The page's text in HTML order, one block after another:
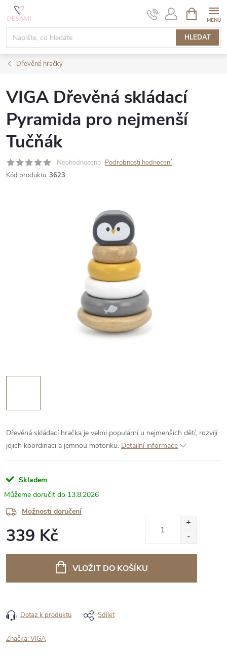
Přejít
obsah
HLEDAT
NÁKUPNÍ
KOŠÍK
Dřevěné hračky
VIGA Dřevěná skládací
Pyramida pro nejmenší
Tučňák
Neohodnoceno Podrobnosti hodnocení
Kód produktu: 3623
Dřevěná skládací hračka je velmi populární u nejmenších dětí, rozvíjí
jejich koordinaci a jemnou motoriku. Detailní informace
Skladem
13.8.2026
Možnosti doručení
339 Kč
VLOŽIT DO KOŠÍKU
Dotaz k produktu Sdílet
Značka: VIGA